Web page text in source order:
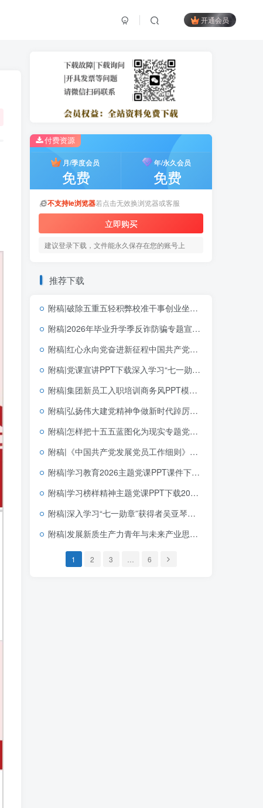
开通会员
付费资源
月/季度会员
免费
年/永久会员
免费
不支持ie浏览器若点击无效换浏览器或客服
立即购买
建议登录下载，文件能永久保存在您的账号上
推荐下载
附稿|破除五重五轻积弊校准干事创业坐标2026年学习教育主题党课PPT模板
附稿|2026年毕业升学季反诈防骗专题宣讲讲座PPT课件大学生防范电信诈骗主题班会幻灯片
附稿|红心永向党奋进新征程中国共产党成立105周年专题党课党建PPT模板
附稿|党课宣讲PPT下载深入学习“七一勋章”获得者李连成同志先进事迹社区基层
附稿|集团新员工入职培训商务风PPT模板企业新人岗前培训课件
附稿|弘扬伟大建党精神争做新时代踔厉奋发的优秀共产党员七月宣讲党课PPT下载
附稿|怎样把十五五蓝图化为现实专题党课PPT课件十五五规划落实宣讲
附稿|《中国共产党发展党员工作细则》解读2026年支部微党课ppt模板
附稿|学习教育2026主题党课PPT课件下载以正确政绩观抓好抓实党的建设
附稿|学习榜样精神主题党课PPT下载2026“七一勋章”的精神解码
附稿|深入学习“七一勋章”获得者吴亚琴同志先进事迹新版党课专题PPT完整版下载
附稿|发展新质生产力青年与未来产业思政课公开课完整PPT带讲稿课件
1 2 3 6